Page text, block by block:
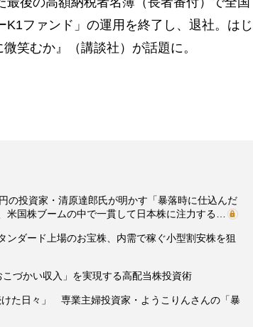
K1ファンド」の運用を終了し、退社。はじ
笑むか』（講談社）が話題に。
の投資家・清原達郎氏が明かす「暴落時に仕込んだ
国株ブームの中で一貫して日本株に注力する…
ンダード上場のお宝株、内需で稼ぐ小型割安株を狙
づかい収入」を実現する高配当株投資術
た日々」 専業主婦投資家・ようこりんさんの「暴